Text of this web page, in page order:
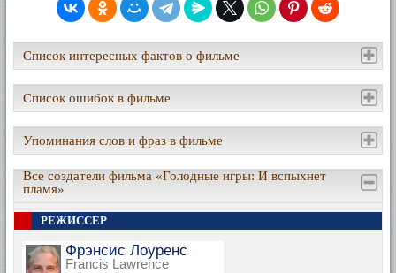
Список интересных фактов о фильме
Список ошибок в фильме
Упоминания слов и фраз в фильме
Все создатели фильма «Голодные игры: И вспыхнет
пламя»
РЕЖИССЕР
Фрэнсис Лоуренс
Francis Lawrence